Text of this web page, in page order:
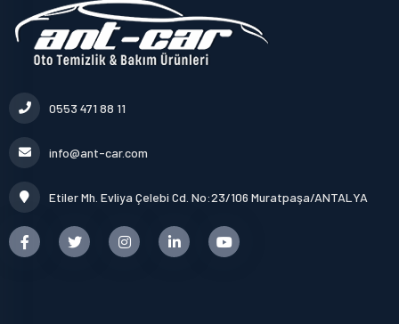
0553 471 88 11
info@ant-car.com
Etiler Mh. Evliya Çelebi Cd. No:23/106 Muratpaşa/ANTALYA